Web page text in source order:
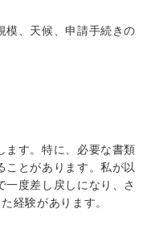
模、天候、申請手続きの
ます。特に、必要な書類
ことがあります。私が以
度差し戻しになり、さ
経験があります。